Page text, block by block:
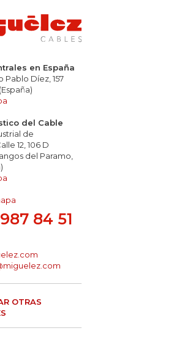
en España
Pablo Díez, 157
del Cable
de
12, 106 D
del Paramo,
84 51
OTRAS